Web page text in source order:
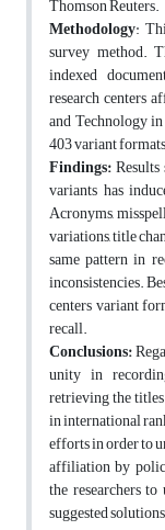
Thomson Reuters.
Methodology:
survey method.
indexed
research centers
and Technology
403 variant
Findings:
variants has
Acronyms,
variations, title
same pattern in
inconsistencies.
centers variant
recall.
Conclusions:
unity in
retrieving the
in international
efforts in order to
affiliation by
the researchers
suggested